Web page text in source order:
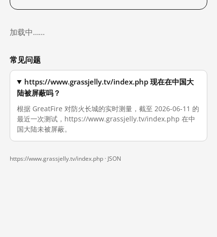
加载中……
常见问题
https://www.grassjelly.tv/index.php 现在在中国大
陆被屏蔽吗？
根据 GreatFire 对防火长城的实时测量，截至 2026-06-11 的
最近一次测试，https://www.grassjelly.tv/index.php 在中
国大陆未被屏蔽。
https://www.grassjelly.tv/index.php · JSON